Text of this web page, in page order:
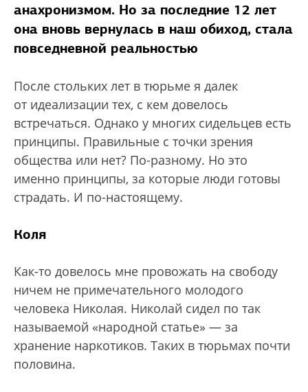
анахронизмом. Но за последние 12 лет
она вновь вернулась в наш обиход, стала
повседневной реальностью
После стольких лет в тюрьме я далек
от идеализации тех, с кем довелось
встречаться. Однако у многих сидельцев есть
принципы. Правильные с точки зрения
общества или нет? По-разному. Но это
именно принципы, за которые люди готовы
страдать. И по-настоящему.
Коля
Как-то довелось мне провожать на свободу
ничем не примечательного молодого
человека Николая. Николай сидел по так
называемой «народной статье» — за
хранение наркотиков. Таких в тюрьмах почти
половина.